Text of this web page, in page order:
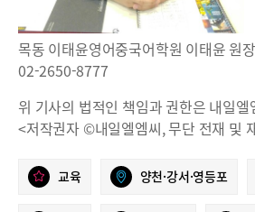
목동 이태윤영어중국어학원 이태윤 원장
02-2650-8777
위 기사의 법적인 책임과 권한은 내일
<저작권자 ©내일엘엠씨, 무단 전재 및
교육 양천·강서·영등포